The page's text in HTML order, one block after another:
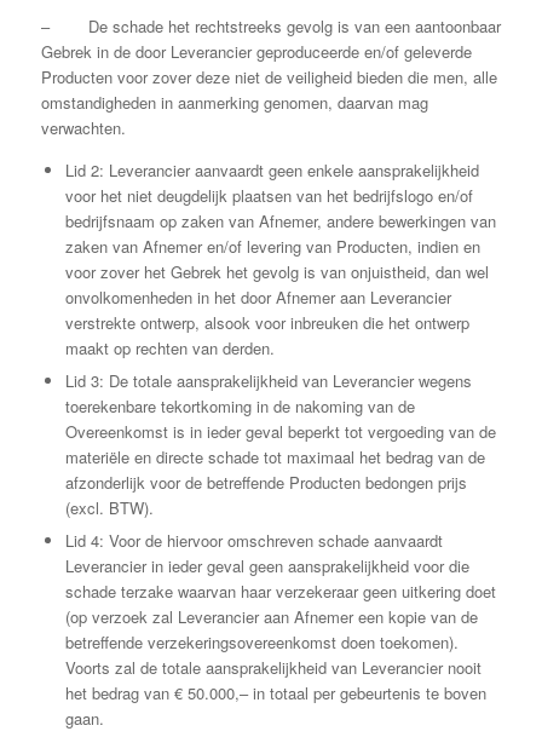
– De schade het rechtstreeks gevolg is van een aantoonbaar
Gebrek in de door Leverancier geproduceerde en/of geleverde
Producten voor zover deze niet de veiligheid bieden die men, alle
omstandigheden in aanmerking genomen, daarvan mag
verwachten.
Lid 2: Leverancier aanvaardt geen enkele aansprakelijkheid
voor het niet deugdelijk plaatsen van het bedrijfslogo en/of
bedrijfsnaam op zaken van Afnemer, andere bewerkingen van
zaken van Afnemer en/of levering van Producten, indien en
voor zover het Gebrek het gevolg is van onjuistheid, dan wel
onvolkomenheden in het door Afnemer aan Leverancier
verstrekte ontwerp, alsook voor inbreuken die het ontwerp
maakt op rechten van derden.
Lid 3: De totale aansprakelijkheid van Leverancier wegens
toerekenbare tekortkoming in de nakoming van de
Overeenkomst is in ieder geval beperkt tot vergoeding van de
materiële en directe schade tot maximaal het bedrag van de
afzonderlijk voor de betreffende Producten bedongen prijs
(excl. BTW).
Lid 4: Voor de hiervoor omschreven schade aanvaardt
Leverancier in ieder geval geen aansprakelijkheid voor die
schade terzake waarvan haar verzekeraar geen uitkering doet
(op verzoek zal Leverancier aan Afnemer een kopie van de
betreffende verzekeringsovereenkomst doen toekomen).
Voorts zal de totale aansprakelijkheid van Leverancier nooit
het bedrag van € 50.000,– in totaal per gebeurtenis te boven
gaan.